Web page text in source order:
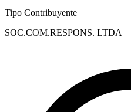
Tipo Contribuyente
SOC.COM.RESPONS. LTDA